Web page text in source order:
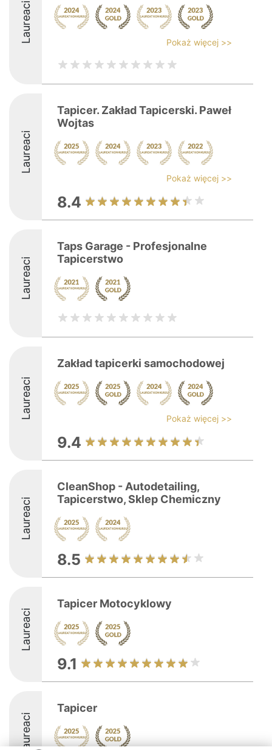
Laureaci Pokaż więcej >>
Laureaci
Tapicer. Zakład Tapicerski. Paweł
Wojtas
Pokaż więcej >>
8.4
Laureaci
Taps Garage - Profesjonalne
Tapicerstwo
Laureaci
Zakład tapicerki samochodowej
Pokaż więcej >>
9.4
Laureaci
CleanShop - Autodetailing,
Tapicerstwo, Sklep Chemiczny
8.5
Laureaci
Tapicer Motocyklowy
9.1
Laureaci
Tapicer